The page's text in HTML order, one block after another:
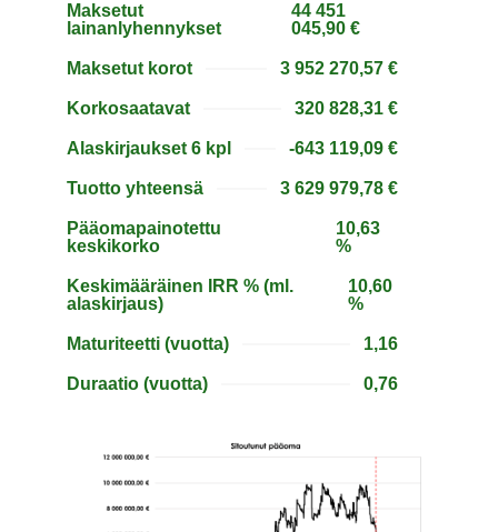
Maksetut
lainanlyhennykset
44 451
045,90 €
Maksetut korot 3 952 270,57 €
Korkosaatavat 320 828,31 €
Alaskirjaukset 6 kpl -643 119,09 €
Tuotto yhteensä 3 629 979,78 €
Pääomapainotettu
keskikorko
10,63
%
Keskimääräinen IRR % (ml.
alaskirjaus)
10,60
%
Maturiteetti (vuotta) 1,16
Duraatio (vuotta) 0,76